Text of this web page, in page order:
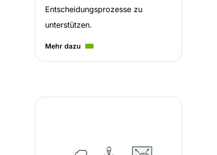
Entscheidungsprozesse zu
unterstützen.
Mehr dazu